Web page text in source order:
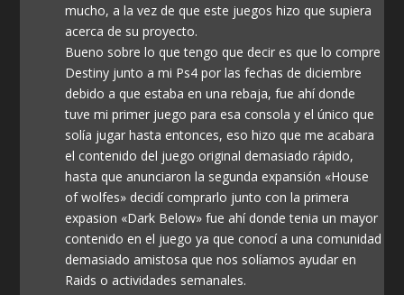
mucho, a la vez de que este juegos hizo que supiera
acerca de su proyecto.
Bueno sobre lo que tengo que decir es que lo compre
Destiny junto a mi Ps4 por las fechas de diciembre
debido a que estaba en una rebaja, fue ahí donde
tuve mi primer juego para esa consola y el único que
solía jugar hasta entonces, eso hizo que me acabara
el contenido del juego original demasiado rápido,
hasta que anunciaron la segunda expansión «House
of wolfes» decidí comprarlo junto con la primera
expasion «Dark Below» fue ahí donde tenia un mayor
contenido en el juego ya que conocí a una comunidad
demasiado amistosa que nos solíamos ayudar en
Raids o actividades semanales.